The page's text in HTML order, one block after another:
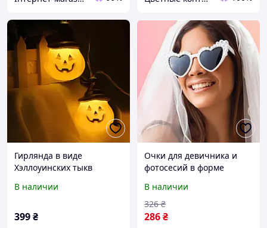
Гирлянда в виде
Хэллоуинских тыкв
светодиодное украшение
тематических вечеринок
В наличии
399₴
Очки для девичника и
фотосесий в форме
праздников в белой
оправе с бусинами (SVS)
В наличии
286₴
326 ₴